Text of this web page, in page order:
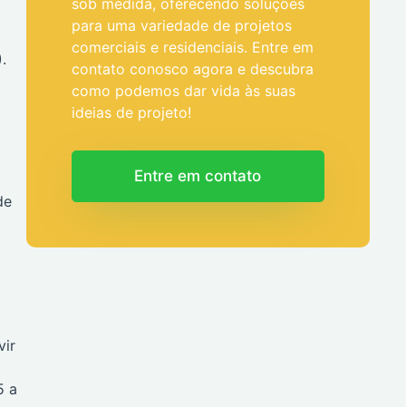
a
sob medida, oferecendo soluções
para uma variedade de projetos
comerciais e residenciais. Entre em
contato conosco agora e descubra
como podemos dar vida às suas
ideias de projeto!
Entre em contato